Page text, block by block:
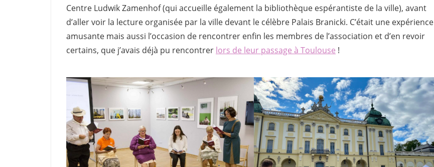
Centre Ludwik Zamenhof (qui accueille également la bibliothèque espérantiste de la ville), avant
d’aller voir la lecture organisée par la ville devant le célèbre Palais Branicki. C’était une expérience
amusante mais aussi l’occasion de rencontrer enfin les membres de l’association et d’en revoir
certains, que j’avais déjà pu rencontrer lors de leur passage à Toulouse !